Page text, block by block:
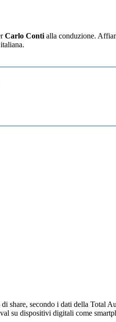
Carlo Conti alla conduzione.
share, secondo i dati della Total
su dispositivi digitali come